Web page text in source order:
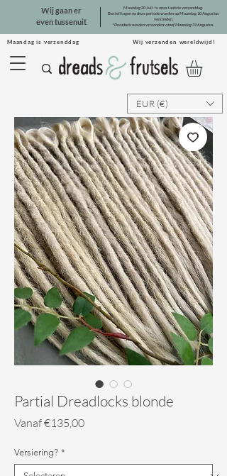
Maandag is verzenddag Wij verzenden wereldwijd!
Wij gaan er
even tussenuit
Maandag 20 Juli is onze laatste verzenddag.
Bestellingen na deze periode worden op Maandag 10 Augustus
verzonden.
*Dreadsets worden verzonden vanaf Maandag 31 Augustus.
EUR (€)
Partial Dreadlocks blonde
Vanaf€135,00Verkoopprijs
Versiering? *